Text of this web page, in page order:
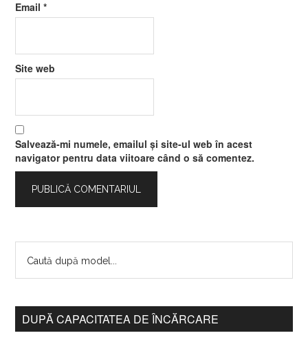
Email*
Site web
Salvează-mi numele, emailul și site-ul web în acest
navigator pentru data viitoare când o să comentez.
DUPĂ CAPACITATEA DE ÎNCĂRCARE